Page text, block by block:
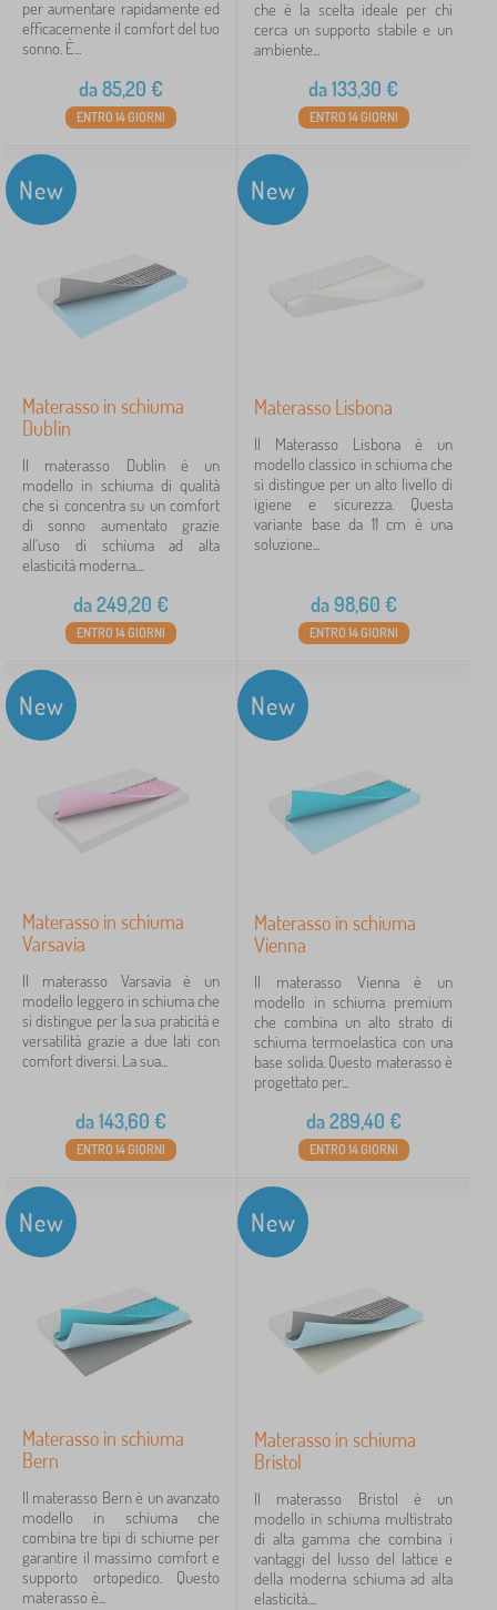
per aumentare rapidamente ed
efficacemente il comfort del tuo
sonno. È...
da85,20 €
ENTRO 14 GIORNI
che è la scelta ideale per chi
cerca un supporto stabile e un
ambiente...
da133,30 €
ENTRO 14 GIORNI
New
Materasso in schiuma
Dublin
Il materasso Dublin è un
modello in schiuma di qualità
che si concentra su un comfort
di sonno aumentato grazie
all'uso di schiuma ad alta
elasticità moderna....
da249,20 €
ENTRO 14 GIORNI
New
Materasso Lisbona
Il Materasso Lisbona è un
modello classico in schiuma che
si distingue per un alto livello di
igiene e sicurezza. Questa
variante base da 11 cm è una
soluzione...
da98,60 €
ENTRO 14 GIORNI
New
Materasso in schiuma
Varsavia
Il materasso Varsavia è un
modello leggero in schiuma che
si distingue per la sua praticità e
versatilità grazie a due lati con
comfort diversi. La sua...
da143,60 €
ENTRO 14 GIORNI
New
Materasso in schiuma
Vienna
Il materasso Vienna è un
modello in schiuma premium
che combina un alto strato di
schiuma termoelastica con una
base solida. Questo materasso è
progettato per...
da289,40 €
ENTRO 14 GIORNI
New
Materasso in schiuma
Bern
Il materasso Bern è un avanzato
modello in schiuma che
combina tre tipi di schiume per
garantire il massimo comfort e
supporto ortopedico. Questo
materasso è...
New
Materasso in schiuma
Bristol
Il materasso Bristol è un
modello in schiuma multistrato
di alta gamma che combina i
vantaggi del lusso del lattice e
della moderna schiuma ad alta
elasticità....